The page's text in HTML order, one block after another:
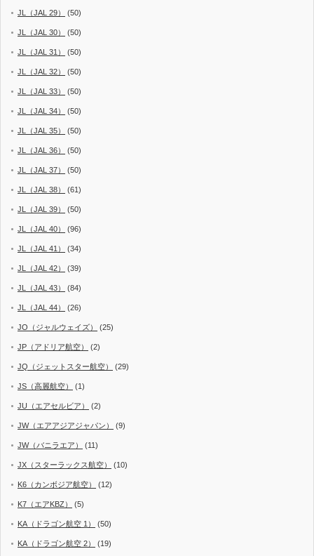
JL（JAL 29） (50)
JL（JAL 30） (50)
JL（JAL 31） (50)
JL（JAL 32） (50)
JL（JAL 33） (50)
JL（JAL 34） (50)
JL（JAL 35） (50)
JL（JAL 36） (50)
JL（JAL 37） (50)
JL（JAL 38） (61)
JL（JAL 39） (50)
JL（JAL 40） (96)
JL（JAL 41） (34)
JL（JAL 42） (39)
JL（JAL 43） (84)
JL（JAL 44） (26)
JO（ジャルウェイズ） (25)
JP（アドリア航空） (2)
JQ（ジェットスター航空） (29)
JS（高麗航空） (1)
JU（エアセルビア） (2)
JW（エアアジアジャパン） (9)
JW（バニラエア） (11)
JX（スターラックス航空） (10)
K6（カンボジア航空） (12)
K7（エアKBZ） (5)
KA（ドラゴン航空 1） (50)
KA（ドラゴン航空 2） (19)